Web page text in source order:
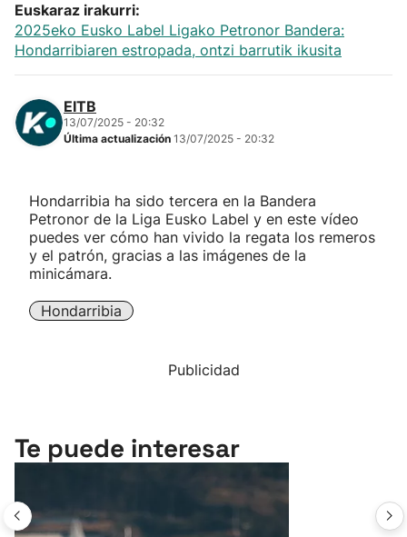
Más deportes
"Helmuga"
Euskaraz irakurri:
2025eko Eusko Label Ligako Petronor Bandera:
Hondarribiaren estropada, ontzi barrutik ikusita
EITB
13/07/2025 - 20:32
Última actualización 13/07/2025 - 20:32
Hondarribia ha sido tercera en la Bandera
Petronor de la Liga Eusko Label y en este vídeo
puedes ver cómo han vivido la regata los remeros
y el patrón, gracias a las imágenes de la
minicámara.
Hondarribia
Publicidad
Te puede interesar